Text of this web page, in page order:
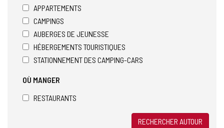
APPARTEMENTS
CAMPINGS
AUBERGES DE JEUNESSE
HÉBERGEMENTS TOURISTIQUES
STATIONNEMENT DES CAMPING-CARS
OÙ MANGER
RESTAURANTS
RECHERCHER AUTOUR